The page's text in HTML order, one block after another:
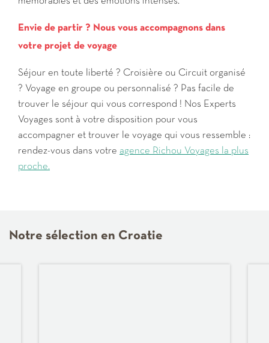
Envie de partir ? Nous vous accompagnons dans
votre projet de voyage
Séjour en toute liberté ? Croisière ou Circuit organisé
? Voyage en groupe ou personnalisé ? Pas facile de
trouver le séjour qui vous correspond ! Nos Experts
Voyages sont à votre disposition pour vous
accompagner et trouver le voyage qui vous ressemble :
rendez-vous dans votre agence Richou Voyages la plus
proche.
Notre sélection en Croatie